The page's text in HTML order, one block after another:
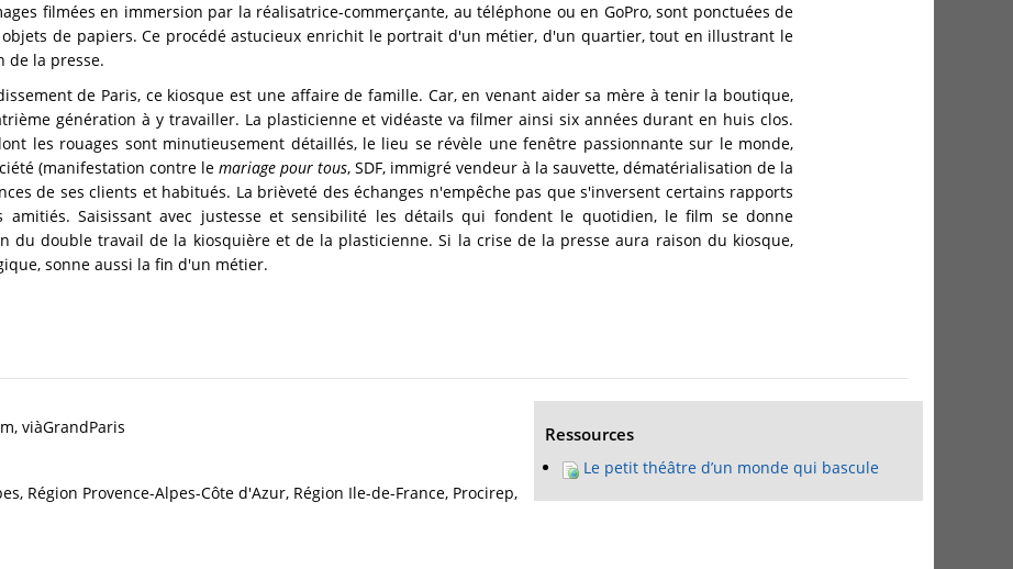
filmées en immersion par la réalisatrice-commerçante, au téléphone ou en GoPro, sont ponctuées de
de papiers. Ce procédé astucieux enrichit le portrait d'un métier, d'un quartier, tout en illustrant le
de la presse.
de Paris, ce kiosque est une affaire de famille. Car, en venant aider sa mère à tenir la boutique,
génération à y travailler. La plasticienne et vidéaste va filmer ainsi six années durant en huis clos.
les rouages sont minutieusement détaillés, le lieu se révèle une fenêtre passionnante sur le monde,
(manifestation contre le mariage pour tous, SDF, immigré vendeur à la sauvette, dématérialisation de la
de ses clients et habitués. La brièveté des échanges n'empêche pas que s'inversent certains rapports
Saisissant avec justesse et sensibilité les détails qui fondent le quotidien, le film se donne
du double travail de la kiosquière et de la plasticienne. Si la crise de la presse aura raison du kiosque,
sonne aussi la fin d'un métier.
viàGrandParis
Région Provence-Alpes-Côte d'Azur, Région Ile-de-France, Procirep,
Ressources
Le petit théâtre d’un monde qui bascule